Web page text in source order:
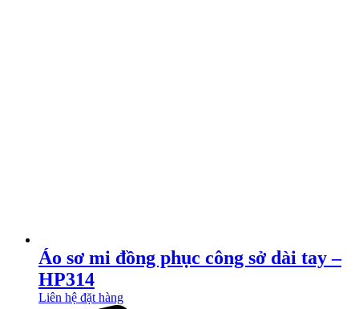
Áo sơ mi đồng phục công sở dài tay –
HP314
Liên hệ đặt hàng